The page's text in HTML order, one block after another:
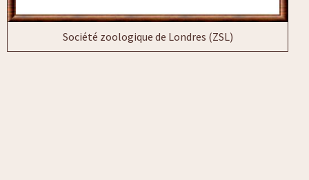
Société zoologique de Londres (ZSL)